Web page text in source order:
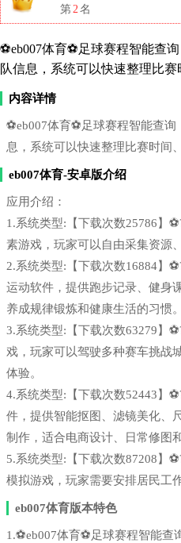
第2名
⚽eb007体育⚽足球赛程智能查
队信息，系统可以快速整理比
内容详情
⚽eb007体育⚽足球赛程智能查
息，系统可以快速整理比赛时间
eb007体育-安卓版介绍
应用介绍：
1.系统类型:【下载次数25786】
素游戏，玩家可以自由采集资源
2.系统类型:【下载次数16884】
运动软件，提供跑步记录、健身
养成规律锻炼和健康生活的习惯。
3.系统类型:【下载次数63279】
戏，玩家可以驾驶多种赛车挑战
体验。
4.系统类型:【下载次数52443】
件，提供智能抠图、滤镜美化、
制作，适合电商设计、日常修图
5.系统类型:【下载次数87208】
模拟游戏，玩家需要安排居民工
eb007体育版本特色
1.⚽eb007体育⚽足球赛程智能